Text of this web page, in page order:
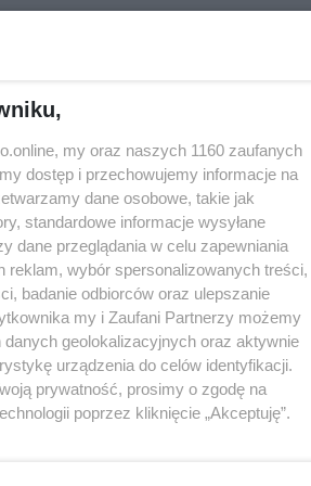
my oraz naszych 1160 zaufanych
dostęp i przechowujemy informacje na
dane osobowe, takie jak
standardowe informacje wysyłane
dane przeglądania w celu zapewniania
reklam, wybór spersonalizowanych treści,
badanie odbiorców oraz ulepszanie
my i Zaufani Partnerzy możemy
danych geolokalizacyjnych oraz aktywnie
urządzenia do celów identyfikacji.
prywatność, prosimy o zgodę na
poprzez kliknięcie „Akceptuję”.